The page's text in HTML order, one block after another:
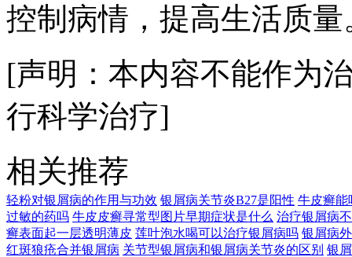
控制病情，提高生活质量
[声明：本内容不能作为
行科学治疗]
相关推荐
轻粉对银屑病的作用与功效 银屑病关节炎B27是阳性 牛皮癣能
过敏的药吗 牛皮皮癣寻常型图片早期症状是什么 治疗银屑病
癣表面起一层透明薄皮 莲叶泡水喝可以治疗银屑病吗 银屑病
红斑狼疮合并银屑病 关节型银屑病和银屑病关节炎的区别 银